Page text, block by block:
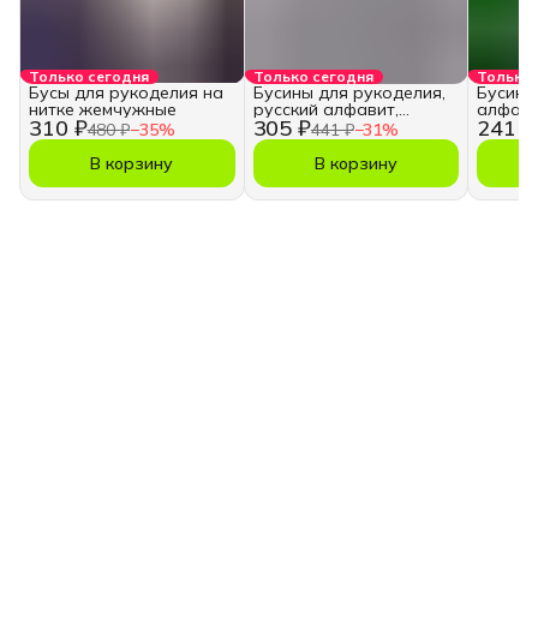
Только сегодня
310 ₽480 ₽−35%
Бусы для рукоделия на
нитке жемчужные
В корзину
Только сегодня
305 ₽441 ₽−31%
Бусины для рукоделия,
русский алфавит,
кубики
В корзину
Только
241 ₽